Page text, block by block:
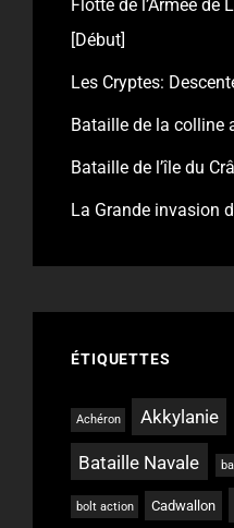
Flotte de l’Armée
[Début]
Les Cryptes:
Bataille de la colline
Bataille de l’île du
La Grande invasion
ÉTIQUETTES
Achéron Akkylanie
Bataille Navale
bolt action Cadwallon